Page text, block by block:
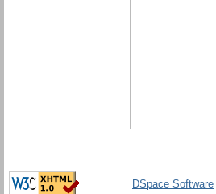
DSpace Software